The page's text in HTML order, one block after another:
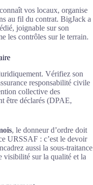
vos locaux, organise
au fil du contrat. BigJack a
joignable sur son
les contrôles sur le terrain.
Vérifiez son
responsabilité civile
collective des
être déclarés (DPAE,
, le donneur d’ordre doit
URSSAF : c’est le devoir
aussi la sous-traitance
visibilité sur la qualité et la